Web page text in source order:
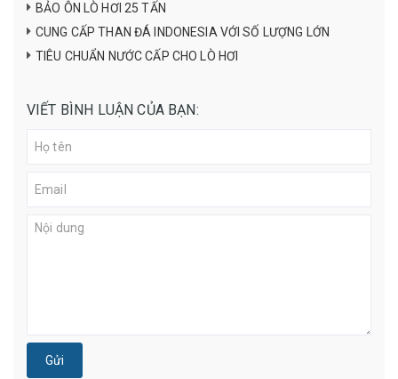
BẢO ÔN LÒ HƠI 25 TẤN
CUNG CẤP THAN ĐÁ INDONESIA VỚI SỐ LƯỢNG LỚN
TIÊU CHUẨN NƯỚC CẤP CHO LÒ HƠI
VIẾT BÌNH LUẬN CỦA BẠN:
Gửi